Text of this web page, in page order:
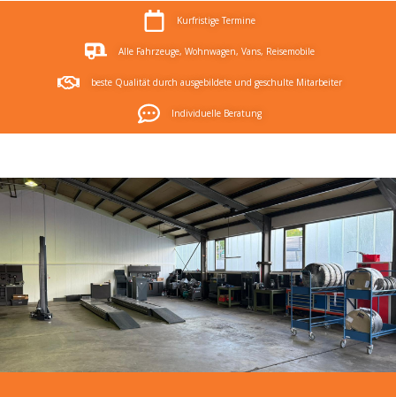
Kurfristige Termine
Alle Fahrzeuge, Wohnwagen, Vans, Reisemobile
beste Qualität durch ausgebildete und geschulte Mitarbeiter
Individuelle Beratung